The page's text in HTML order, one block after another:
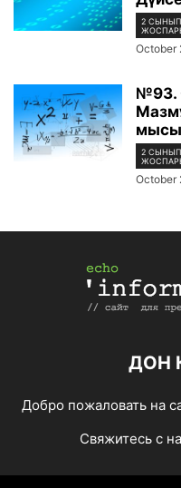
2
October
№93.
2
October
ДОН
Добро пожаловать на
Свяжитесь с